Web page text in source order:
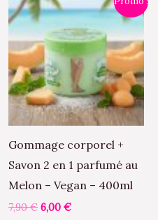
Gommage corporel +
Savon 2 en 1 parfumé au
Melon – Vegan – 400ml
7,90€
prix
initial
était :
7,90 €.
6,00 €
prix
actuel
est :
6,00 €.